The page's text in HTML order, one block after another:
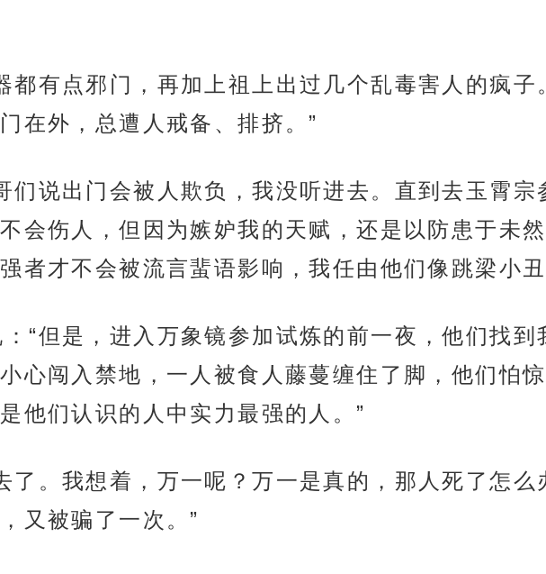
都有点邪门，再加上祖上出过几个乱毒害人的疯子
外，总遭人戒备、排挤。”
们说出门会被人欺负，我没听进去。直到去玉霄宗
会伤人，但因为嫉妒我的天赋，还是以防患于未然
者才不会被流言蜚语影响，我任由他们像跳梁小
“但是，进入万象镜参加试炼的前一夜，他们找到
心闯入禁地，一人被食人藤蔓缠住了脚，他们怕
他们认识的人中实力最强的人。”
了。我想着，万一呢？万一是真的，那人死了怎么
又被骗了一次。”